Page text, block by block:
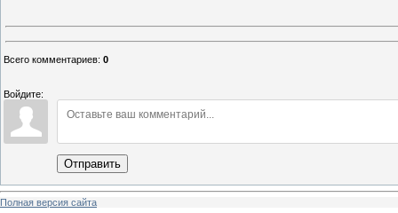
Всего комментариев: 0
Войдите:
Отправить
Полная версия сайта